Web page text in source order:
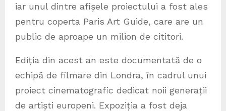
iar unul dintre afișele proiectului a fost ales
pentru coperta Paris Art Guide, care are un
public de aproape un milion de cititori.
Ediția din acest an este documentată de o
echipă de filmare din Londra, în cadrul unui
proiect cinematografic dedicat noii generații
de artiști europeni. Expoziția a fost deja